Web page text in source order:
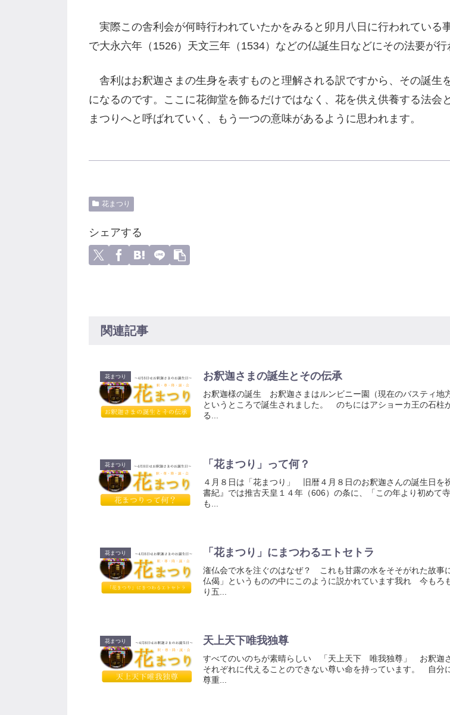
実際この舎利会が何時行われていたかをみると卯月八日に行われている
で大永六年（1526）天文三年（1534）などの仏誕生日などにその法要が行
舎利はお釈迦さまの生身を表すものと理解される訳ですから、その誕生
になるのです。ここに花御堂を飾るだけではなく、花を供え供養する法
まつりへと呼ばれていく、もう一つの意味があるように思われます。
花まつり
シェアする
関連記事
花まつり お釈迦さまの誕生とその伝承
お釈迦様の誕生 お釈迦さまはルンビニー園（現在のバスティ地
というところで誕生されました。 のちにはアショーカ王の石柱
る...
花まつり 「花まつり」って何？
４月８日は「花まつり」 旧暦４月８日のお釈迦さんの誕生日を
書紀』では推古天皇１４年（606）の条に、「この年より初めて
も...
花まつり 「花まつり」にまつわるエトセトラ
潅仏会で水を注ぐのはなぜ？ これも甘露の水をそそがれた故事
仏偈」というものの中にこのように説かれています我れ 今もろ
り五...
花まつり 天上天下唯我独尊
すべてのいのちが素晴らしい 「天上天下 唯我独尊」 お釈迦
それぞれに代えることのできない尊い命を持っています。 自分
尊重...